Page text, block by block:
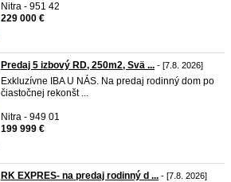
Nitra - 951 42
229 000 €
Predaj 5 izbový RD, 250m2, Svä ... - [7.8. 2026]
Exkluzívne IBA U NÁS. Na predaj rodinný dom po
čiastočnej rekonšt ...
Nitra - 949 01
199 999 €
RK EXPRES- na predaj rodinný d ... - [7.8. 2026]